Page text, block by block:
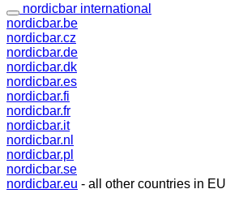
nordicbar international
nordicbar.be
nordicbar.cz
nordicbar.de
nordicbar.dk
nordicbar.es
nordicbar.fi
nordicbar.fr
nordicbar.it
nordicbar.nl
nordicbar.pl
nordicbar.se
nordicbar.eu - all other countries in EU